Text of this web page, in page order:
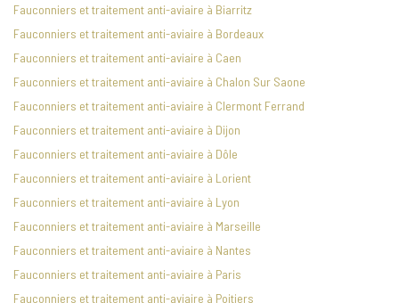
Fauconniers et traitement anti-aviaire à Biarritz
Fauconniers et traitement anti-aviaire à Bordeaux
Fauconniers et traitement anti-aviaire à Caen
Fauconniers et traitement anti-aviaire à Chalon Sur Saone
Fauconniers et traitement anti-aviaire à Clermont Ferrand
Fauconniers et traitement anti-aviaire à Dijon
Fauconniers et traitement anti-aviaire à Dôle
Fauconniers et traitement anti-aviaire à Lorient
Fauconniers et traitement anti-aviaire à Lyon
Fauconniers et traitement anti-aviaire à Marseille
Fauconniers et traitement anti-aviaire à Nantes
Fauconniers et traitement anti-aviaire à Paris
Fauconniers et traitement anti-aviaire à Poitiers